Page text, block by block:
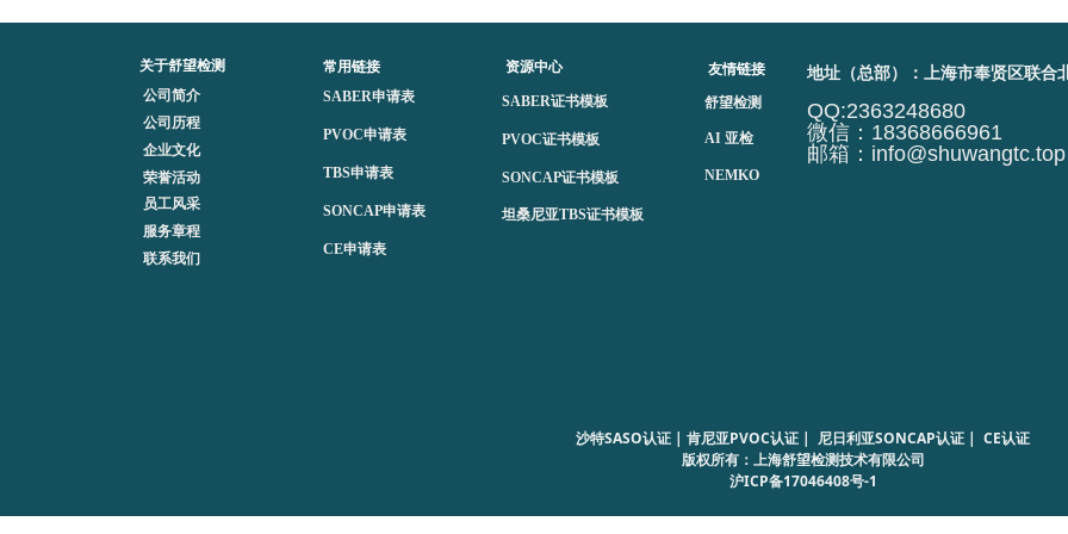
公司简介
公司历程
企业文化
荣誉活动
员工风采
服务章程
联系我们
关于舒望检测
SABER申请表
PVOC申请表
TBS申请表
SONCAP申请表
CE申请表
常用链接
SABER证书模板
PVOC证书模板
SONCAP证书模板
坦桑尼亚TBS证书模板
资源中心
舒望检测
AI 亚检
NEMKO
友情链接 地址（总部）：上海市奉贤区联合
沙特SASO认证 | 肯尼亚PVOC认证 | 尼日利亚SONCAP认证 | CE认证
版权所有：上海舒望检测技术有限公司
沪ICP备17046408号-1
QQ:2363248680
微信：18368666961
邮箱：info@shuwangtc.top